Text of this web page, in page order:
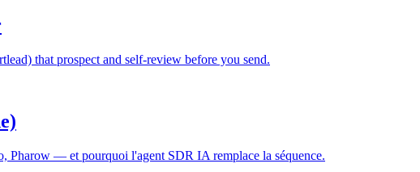
that prospect and self-review before you send.
— et pourquoi l'agent SDR IA remplace la séquence.